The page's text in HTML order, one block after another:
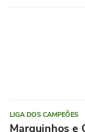
LIGA DOS CAMPEÕES
Marquinhos e